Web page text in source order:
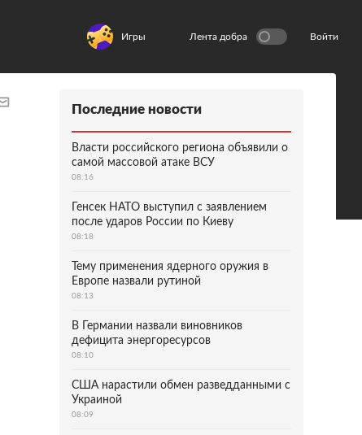
Игры Лента добра Войти
Последние новости
Власти российского региона объявили о
самой массовой атаке ВСУ
08:16
Генсек НАТО выступил с заявлением
после ударов России по Киеву
08:18
Тему применения ядерного оружия в
Европе назвали рутиной
08:13
В Германии назвали виновников
дефицита энергоресурсов
08:10
США нарастили обмен разведданными с
Украиной
08:09